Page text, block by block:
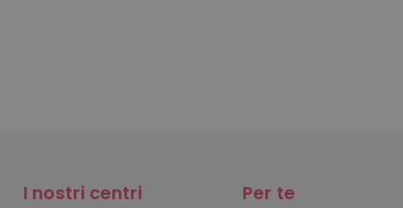
I nostri centri Per te